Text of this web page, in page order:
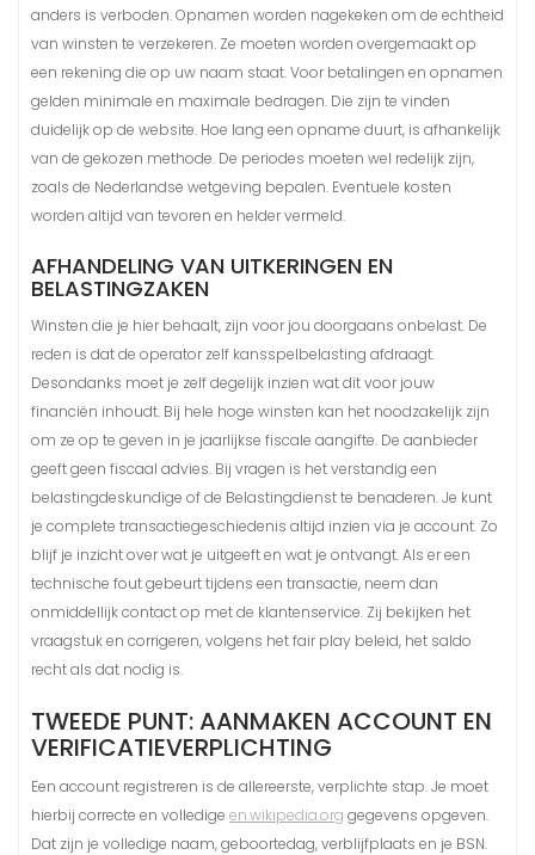
anders is verboden. Opnamen worden nagekeken om de echtheid
van winsten te verzekeren. Ze moeten worden overgemaakt op
een rekening die op uw naam staat. Voor betalingen en opnamen
gelden minimale en maximale bedragen. Die zijn te vinden
duidelijk op de website. Hoe lang een opname duurt, is afhankelijk
van de gekozen methode. De periodes moeten wel redelijk zijn,
zoals de Nederlandse wetgeving bepalen. Eventuele kosten
worden altijd van tevoren en helder vermeld.
AFHANDELING VAN UITKERINGEN EN
BELASTINGZAKEN
Winsten die je hier behaalt, zijn voor jou doorgaans onbelast. De
reden is dat de operator zelf kansspelbelasting afdraagt.
Desondanks moet je zelf degelijk inzien wat dit voor jouw
financiën inhoudt. Bij hele hoge winsten kan het noodzakelijk zijn
om ze op te geven in je jaarlijkse fiscale aangifte. De aanbieder
geeft geen fiscaal advies. Bij vragen is het verstandig een
belastingdeskundige of de Belastingdienst te benaderen. Je kunt
je complete transactiegeschiedenis altijd inzien via je account. Zo
blijf je inzicht over wat je uitgeeft en wat je ontvangt. Als er een
technische fout gebeurt tijdens een transactie, neem dan
onmiddellijk contact op met de klantenservice. Zij bekijken het
vraagstuk en corrigeren, volgens het fair play beleid, het saldo
recht als dat nodig is.
TWEEDE PUNT: AANMAKEN ACCOUNT EN
VERIFICATIEVERPLICHTING
Een account registreren is de allereerste, verplichte stap. Je moet
hierbij correcte en volledige en.wikipedia.org gegevens opgeven.
Dat zijn je volledige naam, geboortedag, verblijfplaats en je BSN.